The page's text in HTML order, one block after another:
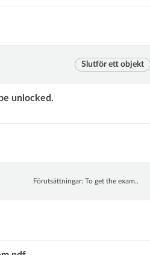
Slutför ett objekt
unlocked.
Förutsättningar: To get the exam..